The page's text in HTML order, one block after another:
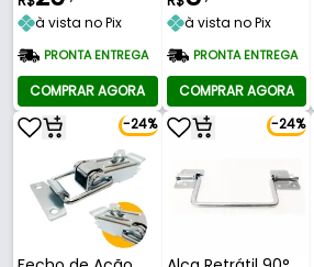
à vista no Pix
PRONTA ENTREGA
COMPRAR AGORA
à vista no Pix
PRONTA ENTREGA
COMPRAR AGORA
-24%
-24%